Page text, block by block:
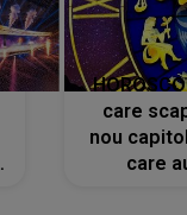
care
nou
care